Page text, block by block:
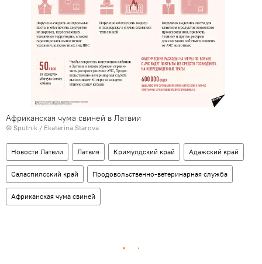
Африканская чума свиней в Латвии
© Sputnik / Ekaterina Starova
Новости Латвии Латвия Кримулдский край Адажский край
Саласпилсский край Продовольственно-ветеринарная служба
Африканская чума свиней